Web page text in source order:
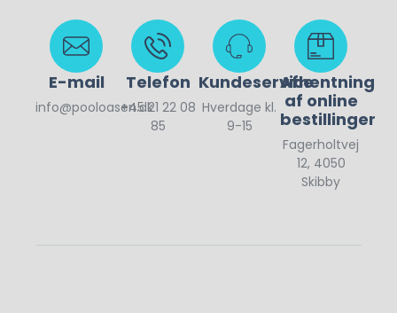
E-mail
info@pooloasen.dk
Telefon
+45 21 22 08
85
Kundeservice
Hverdage kl.
9-15
Afhentning
af online
bestillinger
Fagerholtvej
12, 4050
Skibby